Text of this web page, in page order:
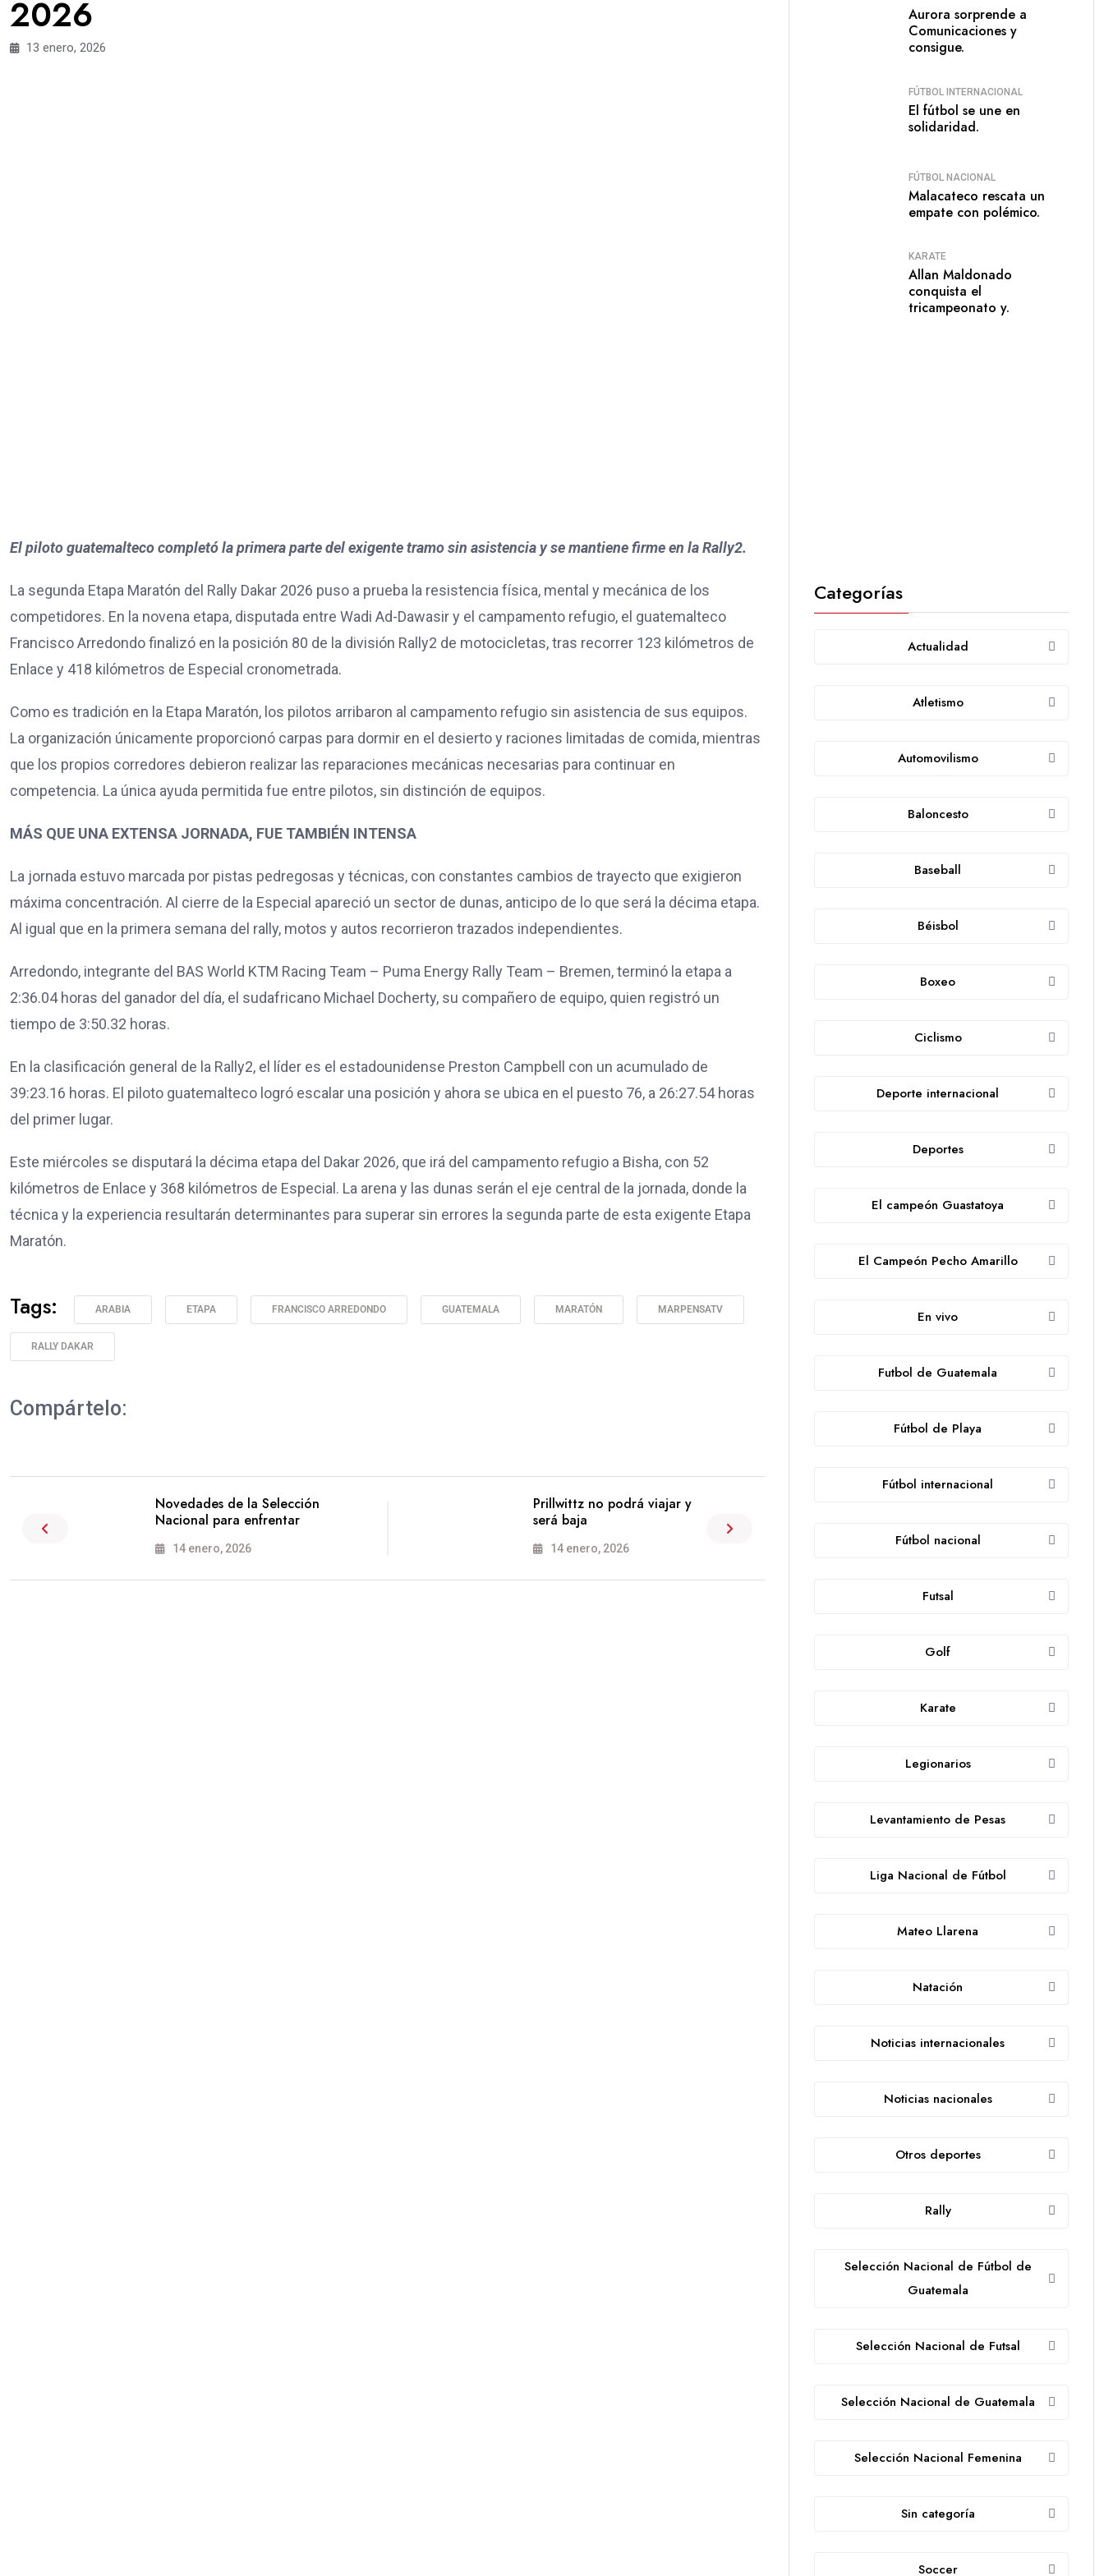
2026
13 enero, 2026
El piloto guatemalteco completó la primera parte del exigente tramo sin asistencia y se mantiene firme en la Rally2.
La segunda Etapa Maratón del Rally Dakar 2026 puso a prueba la resistencia física, mental y mecánica de los
competidores. En la novena etapa, disputada entre Wadi Ad-Dawasir y el campamento refugio, el guatemalteco
Francisco Arredondo finalizó en la posición 80 de la división Rally2 de motocicletas, tras recorrer 123 kilómetros de
Enlace y 418 kilómetros de Especial cronometrada.
Como es tradición en la Etapa Maratón, los pilotos arribaron al campamento refugio sin asistencia de sus equipos.
La organización únicamente proporcionó carpas para dormir en el desierto y raciones limitadas de comida, mientras
que los propios corredores debieron realizar las reparaciones mecánicas necesarias para continuar en
competencia. La única ayuda permitida fue entre pilotos, sin distinción de equipos.
MÁS QUE UNA EXTENSA JORNADA, FUE TAMBIÉN INTENSA
La jornada estuvo marcada por pistas pedregosas y técnicas, con constantes cambios de trayecto que exigieron
máxima concentración. Al cierre de la Especial apareció un sector de dunas, anticipo de lo que será la décima etapa.
Al igual que en la primera semana del rally, motos y autos recorrieron trazados independientes.
Arredondo, integrante del BAS World KTM Racing Team – Puma Energy Rally Team – Bremen, terminó la etapa a
2:36.04 horas del ganador del día, el sudafricano Michael Docherty, su compañero de equipo, quien registró un
tiempo de 3:50.32 horas.
En la clasificación general de la Rally2, el líder es el estadounidense Preston Campbell con un acumulado de
39:23.16 horas. El piloto guatemalteco logró escalar una posición y ahora se ubica en el puesto 76, a 26:27.54 horas
del primer lugar.
Este miércoles se disputará la décima etapa del Dakar 2026, que irá del campamento refugio a Bisha, con 52
kilómetros de Enlace y 368 kilómetros de Especial. La arena y las dunas serán el eje central de la jornada, donde la
técnica y la experiencia resultarán determinantes para superar sin errores la segunda parte de esta exigente Etapa
Maratón.
Tags: ARABIA ETAPA FRANCISCO ARREDONDO GUATEMALA MARATÓN MARPENSATV
RALLY DAKAR
Compártelo:
Novedades de la Selección
Nacional para enfrentar
14 enero, 2026
Prillwittz no podrá viajar y
será baja
14 enero, 2026
Aurora sorprende a
Comunicaciones y
consigue.
FÚTBOL INTERNACIONAL
El fútbol se une en
solidaridad.
FÚTBOL NACIONAL
Malacateco rescata un
empate con polémico.
KARATE
Allan Maldonado
conquista el
tricampeonato y.
Categorías
Actualidad
Atletismo
Automovilismo
Baloncesto
Baseball
Béisbol
Boxeo
Ciclismo
Deporte internacional
Deportes
El campeón Guastatoya
El Campeón Pecho Amarillo
En vivo
Futbol de Guatemala
Fútbol de Playa
Fútbol internacional
Fútbol nacional
Futsal
Golf
Karate
Legionarios
Levantamiento de Pesas
Liga Nacional de Fútbol
Mateo Llarena
Natación
Noticias internacionales
Noticias nacionales
Otros deportes
Rally
Selección Nacional de Fútbol de
Guatemala
Selección Nacional de Futsal
Selección Nacional de Guatemala
Selección Nacional Femenina
Sin categoría
Soccer